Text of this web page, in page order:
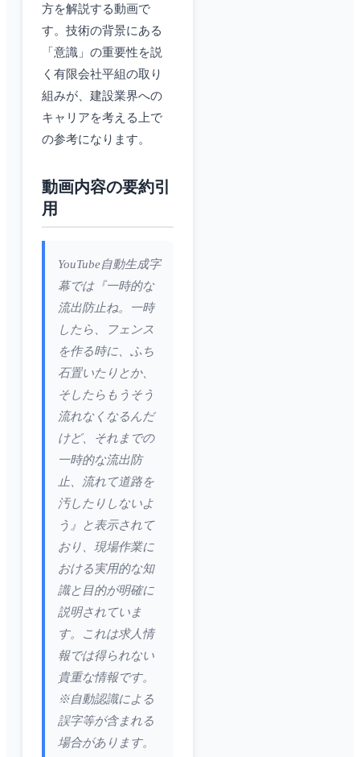
方を解説する動画で
す。技術の背景にある
「意識」の重要性を説
く有限会社平組の取り
組みが、建設業界への
キャリアを考える上で
の参考になります。
動画内容の要約引
用
YouTube自動生成字
幕では『一時的な
流出防止ね。一時
したら、フェンス
を作る時に、ふち
石置いたりとか、
そしたらもうそう
流れなくなるんだ
けど、それまでの
一時的な流出防
止、流れて道路を
汚したりしないよ
う』と表示されて
おり、現場作業に
おける実用的な知
識と目的が明確に
説明されていま
す。これは求人情
報では得られない
貴重な情報です。
※自動認識による
誤字等が含まれる
場合があります。